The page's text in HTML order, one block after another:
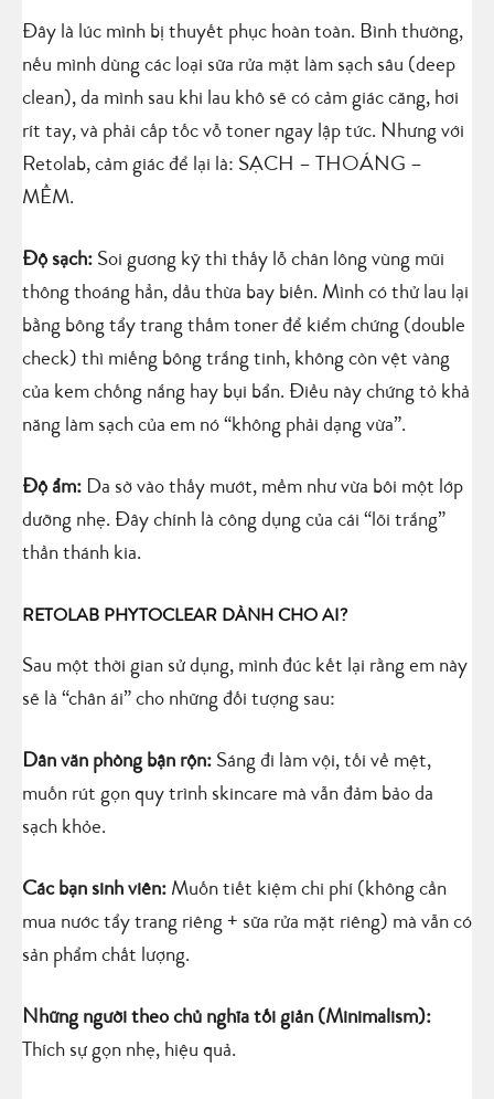
Đây là lúc mình bị thuyết phục hoàn toàn. Bình thường,
nếu mình dùng các loại sữa rửa mặt làm sạch sâu (deep
clean), da mình sau khi lau khô sẽ có cảm giác căng, hơi
rít tay, và phải cấp tốc vỗ toner ngay lập tức. Nhưng với
Retolab, cảm giác để lại là: SẠCH – THOÁNG –
MỀM.
Độ sạch: Soi gương kỹ thì thấy lỗ chân lông vùng mũi
thông thoáng hẳn, dầu thừa bay biến. Mình có thử lau lại
bằng bông tẩy trang thấm toner để kiểm chứng (double
check) thì miếng bông trắng tinh, không còn vệt vàng
của kem chống nắng hay bụi bẩn. Điều này chứng tỏ khả
năng làm sạch của em nó “không phải dạng vừa”.
Độ ẩm: Da sờ vào thấy mướt, mềm như vừa bôi một lớp
dưỡng nhẹ. Đây chính là công dụng của cái “lõi trắng”
thần thánh kia.
RETOLAB PHYTOCLEAR DÀNH CHO AI?
Sau một thời gian sử dụng, mình đúc kết lại rằng em này
sẽ là “chân ái” cho những đối tượng sau:
Dân văn phòng bận rộn: Sáng đi làm vội, tối về mệt,
muốn rút gọn quy trình skincare mà vẫn đảm bảo da
sạch khỏe.
Các bạn sinh viên: Muốn tiết kiệm chi phí (không cần
mua nước tẩy trang riêng + sữa rửa mặt riêng) mà vẫn có
sản phẩm chất lượng.
Những người theo chủ nghĩa tối giản (Minimalism):
Thích sự gọn nhẹ, hiệu quả.